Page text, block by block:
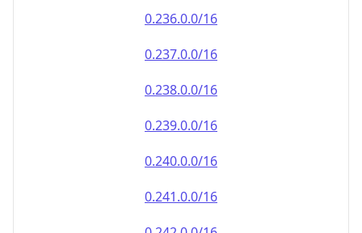
0.236.0.0/16
0.237.0.0/16
0.238.0.0/16
0.239.0.0/16
0.240.0.0/16
0.241.0.0/16
0.242.0.0/16